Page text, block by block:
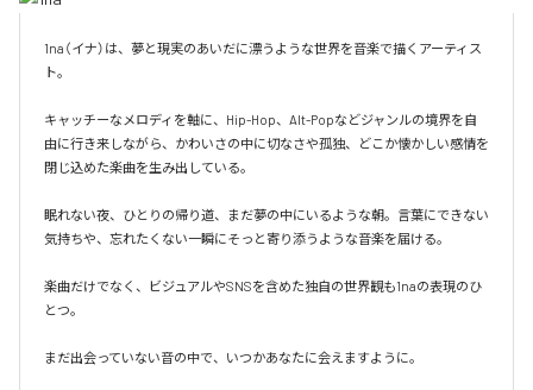
1na（イナ）は、夢と現実のあいだに漂うような世界を音楽で描くアーティス
ト。
キャッチーなメロディを軸に、Hip-Hop、Alt-Popなどジャンルの境界を自
由に行き来しながら、かわいさの中に切なさや孤独、どこか懐かしい感情を
閉じ込めた楽曲を生み出している。
眠れない夜、ひとりの帰り道、まだ夢の中にいるような朝。言葉にできない
気持ちや、忘れたくない一瞬にそっと寄り添うような音楽を届ける。
楽曲だけでなく、ビジュアルやSNSを含めた独自の世界観も1naの表現のひ
とつ。
まだ出会っていない音の中で、いつかあなたに会えますように。